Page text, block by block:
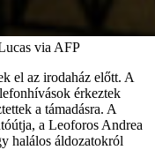
via AFP
el az irodaház előtt. A
érkeztek
a támadásra. A
a Leoforos Andrea
halálos áldozatokról